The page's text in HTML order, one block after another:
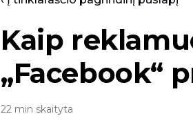
Kaip
„Facebook“
22 min skaityta